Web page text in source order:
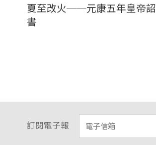
夏至改火──元康五年皇帝詔
書
訂閱電子報